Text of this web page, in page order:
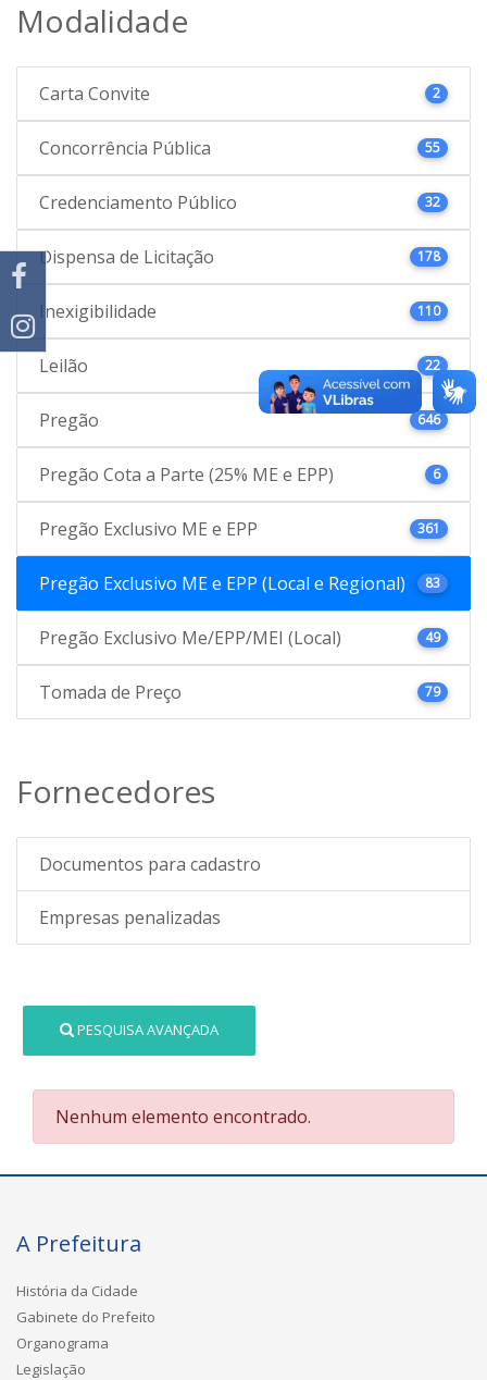
Modalidade
Carta Convite 2
Concorrência Pública 55
Credenciamento Público 32
Dispensa de Licitação 178
Inexigibilidade 110
Leilão 22
Pregão 646
Pregão Cota a Parte (25% ME e EPP) 6
Pregão Exclusivo ME e EPP 361
Pregão Exclusivo ME e EPP (Local e Regional) 83
Pregão Exclusivo Me/EPP/MEI (Local) 49
Tomada de Preço 79
Fornecedores
Documentos para cadastro
Empresas penalizadas
PESQUISA AVANÇADA
Nenhum elemento encontrado.
A Prefeitura
História da Cidade
Gabinete do Prefeito
Organograma
Legislação